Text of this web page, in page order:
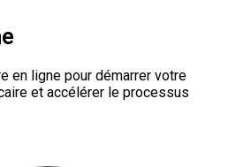
en ligne pour démarrer votre
et accélérer le processus